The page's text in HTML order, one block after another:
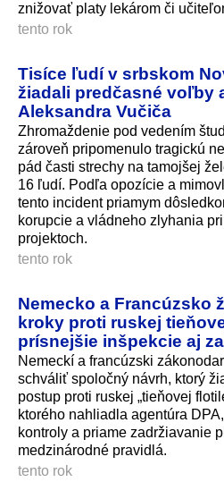
znižovať platy lekárom či
tento rok
Tisíce ľudí v srbskom
žiadali predčasné voľby
Aleksandra Vučiča
Zhromaždenie pod vedením
zároveň pripomenulo tragickú
pád časti strechy na tamojšej
16 ľudí. Podľa opozície a
tento incident priamym
korupcie a vládneho zlyhania
projektoch.
tento rok
Nemecko a Francúzsko
kroky proti ruskej
prísnejšie inšpekcie aj
Nemeckí a francúzski
schváliť spoločný návrh, ktorý
postup proti ruskej „tieňovej
ktorého nahliadla agentúra
kontroly a priame zadržiavanie
medzinárodné pravidlá.
tento rok